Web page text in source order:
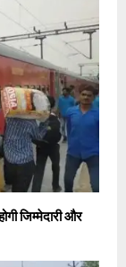
जिम्मेदारी और